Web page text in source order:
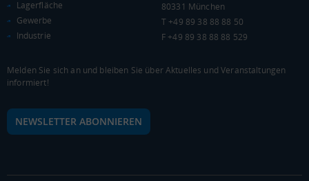
Deutschland
WIRTSCHAFTSKRAFT
(LANDKREIS / KREISFREIE STADT)
Lagerfläche
Gewerbe
Industrie
80331 München
T +49 89 38 88 88 50
F +49 89 38 88 88 529
Melden Sie sich an und bleiben Sie über Aktuelles und Veranstaltungen
informiert!
NEWSLETTER ABONNIEREN